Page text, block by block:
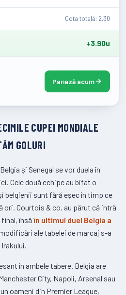
Cota totală: 2.30
+3.90u
Pariază acum
CUPEI MONDIALE
GOLURI
și Senegal se vor duela în
Cele două echipe au bifat o
belgienii sunt fără eșec în timp ce
ori. Courtois & co. au părut că intră
final, însăîn ultimul duel Belgia a
ale tabelei de marcaj s-a
în ambele tabere. Belgia are
City, Napoli, Arsenal sau
oameni din Premier League,